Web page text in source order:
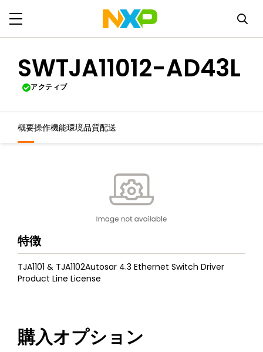
SWTJA11012-AD43L
アクティブ
概要操作機能環境品質配送
特徴
TJA1101 & TJA1102Autosar 4.3 Ethernet Switch Driver
Product Line License
購入オプション